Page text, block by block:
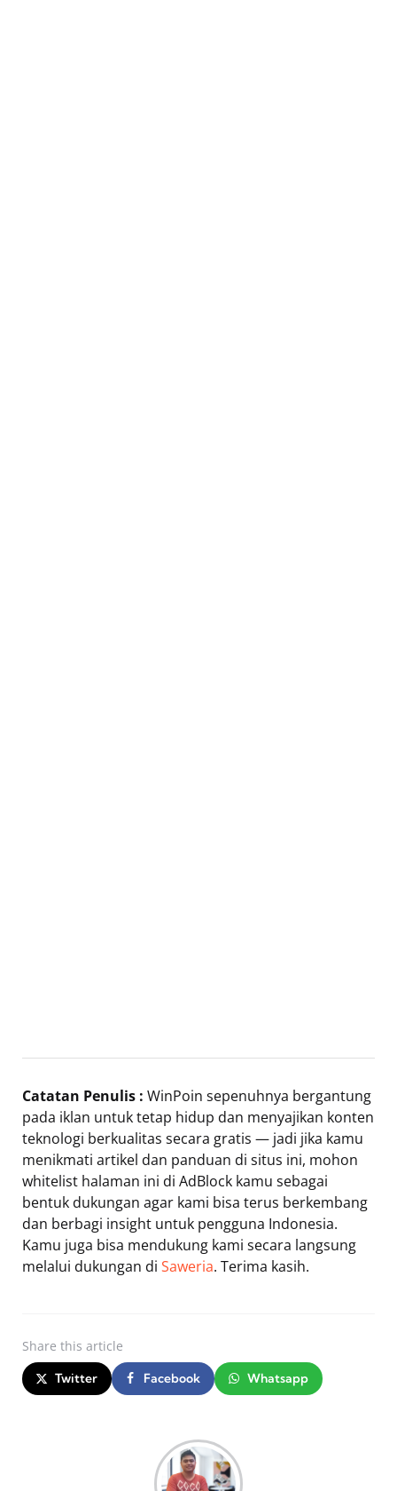
Catatan Penulis : WinPoin sepenuhnya bergantung
pada iklan untuk tetap hidup dan menyajikan konten
teknologi berkualitas secara gratis — jadi jika kamu
menikmati artikel dan panduan di situs ini, mohon
whitelist halaman ini di AdBlock kamu sebagai
bentuk dukungan agar kami bisa terus berkembang
dan berbagi insight untuk pengguna Indonesia.
Kamu juga bisa mendukung kami secara langsung
melalui dukungan di Saweria. Terima kasih.
Share this article
Twitter Facebook Whatsapp